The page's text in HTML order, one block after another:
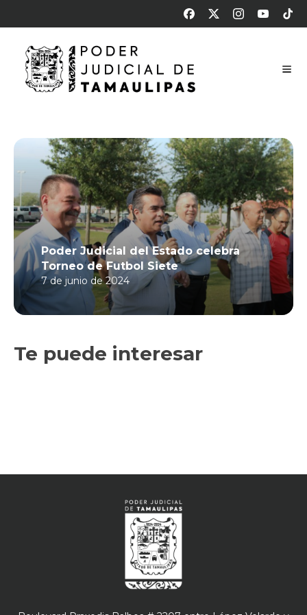
Poder Judicial del Estado celebra
Torneo de Futbol Siete
7 de junio de 2024
Te puede interesar